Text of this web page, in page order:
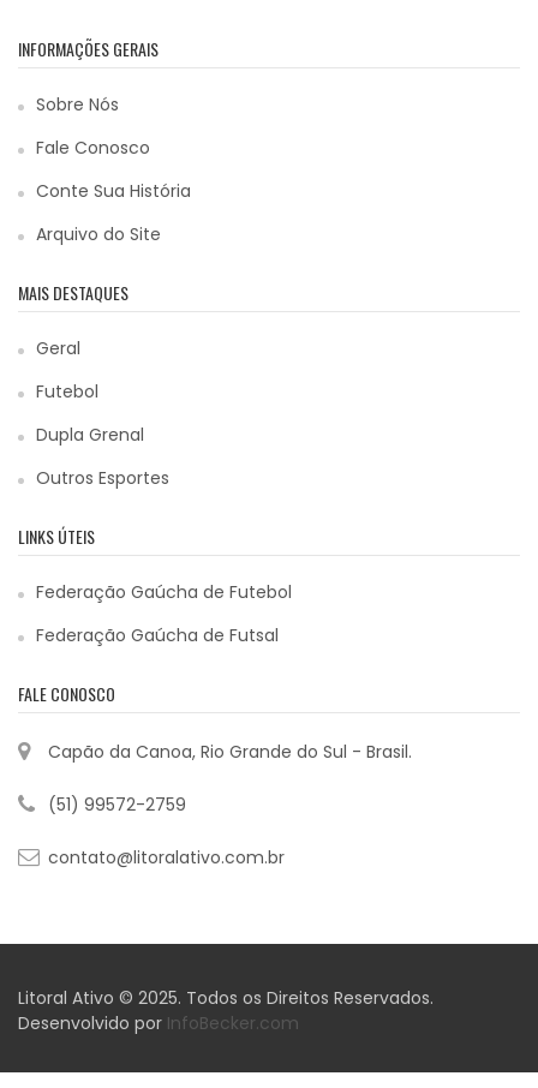
INFORMAÇÕES GERAIS
Sobre Nós
Fale Conosco
Conte Sua História
Arquivo do Site
MAIS DESTAQUES
Geral
Futebol
Dupla Grenal
Outros Esportes
LINKS ÚTEIS
Federação Gaúcha de Futebol
Federação Gaúcha de Futsal
FALE CONOSCO
Capão da Canoa, Rio Grande do Sul - Brasil.
(51) 99572-2759
contato@litoralativo.com.br
Litoral Ativo © 2025. Todos os Direitos Reservados.
Desenvolvido por InfoBecker.com